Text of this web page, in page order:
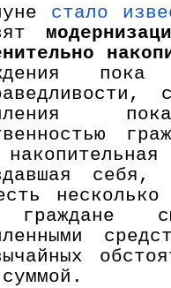
стало
пока
себя,